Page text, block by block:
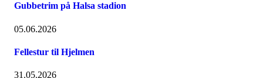
Gubbetrim på Halsa stadion
05.06.2026
Fellestur til Hjelmen
31.05.2026